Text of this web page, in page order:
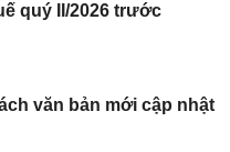
quý II/2026 trước
văn bản mới cập nhật